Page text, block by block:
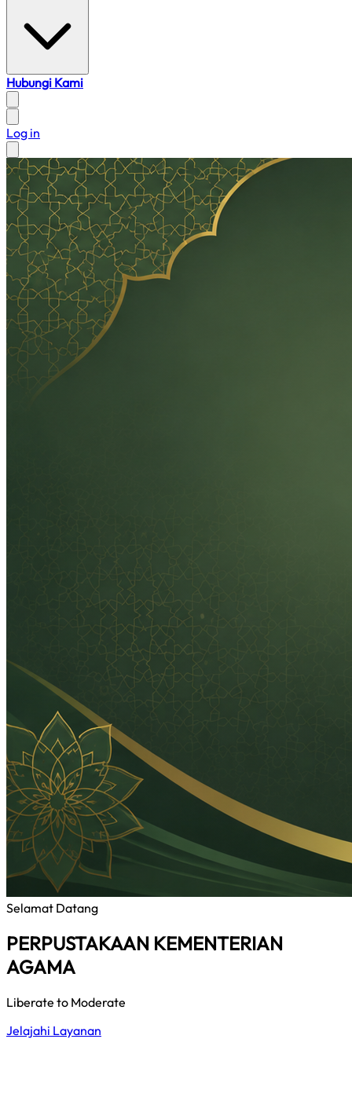
Hubungi Kami
Log in
Selamat Datang
PERPUSTAKAAN KEMENTERIAN
AGAMA
Liberate to Moderate
Jelajahi Layanan